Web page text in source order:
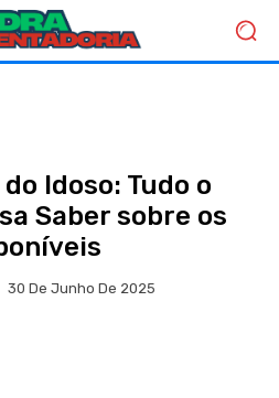
Idoso: Tudo o
Saber sobre os
30 De Junho De 2025